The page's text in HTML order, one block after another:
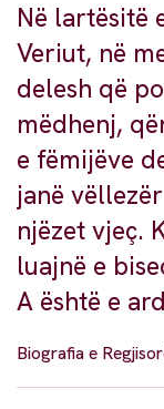
Në lartësitë
Veriut, në
delesh që
mëdhenj,
e fëmijëve
janë
njëzet vjeç.
luajnë e
A është e
Biografia e